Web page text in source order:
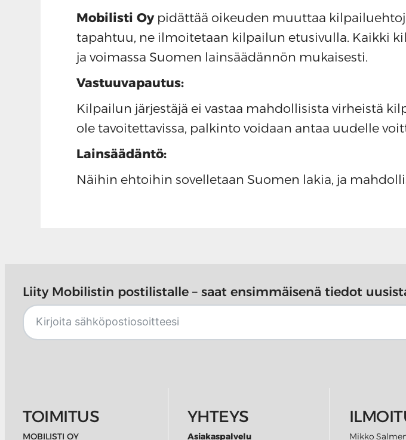
Mobilisti Oypidättää oikeuden muuttaa
tapahtuu, ne ilmoitetaan kilpailun etusivulla. Kaikki
ja voimassa Suomen lainsäädännön mukaisesti.
Vastuuvapautus:
Kilpailun järjestäjä ei vastaa mahdollisista virheistä
ole tavoitettavissa, palkinto voidaan antaa uudelle
Lainsäädäntö:
Näihin ehtoihin sovelletaan Suomen lakia, ja
Liity Mobilistin postilistalle – saat ensimmäisenä tiedot
TOIMITUS
MOBILISTI OY
YHTEYS
Asiakaspalvelu Mikko